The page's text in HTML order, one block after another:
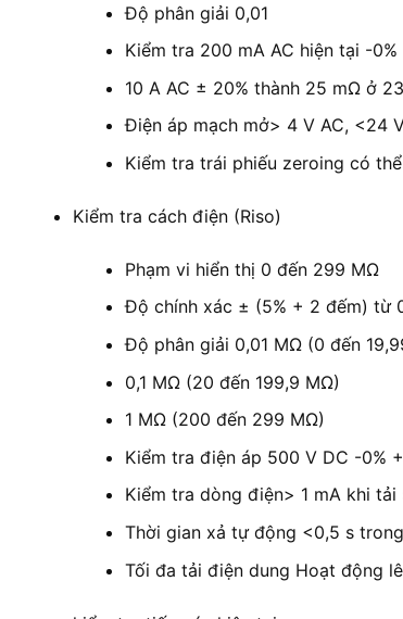
Độ phân giải 0,01
Kiểm tra 200 mA AC hiện tại -0%
10 A AC ± 20% thành 25 mΩ ở
Điện áp mạch mở> 4 V AC, <24
Kiểm tra trái phiếu zeroing có
Kiểm tra cách điện (Riso)
Phạm vi hiển thị 0 đến 299 MΩ
Độ chính xác ± (5% + 2 đếm) từ
Độ phân giải 0,01 MΩ (0 đến
0,1 MΩ (20 đến 199,9 MΩ)
1 MΩ (200 đến 299 MΩ)
Kiểm tra điện áp 500 V DC -0%
Kiểm tra dòng điện> 1 mA khi
Thời gian xả tự động <0,5 s
Tối đa tải điện dung Hoạt động